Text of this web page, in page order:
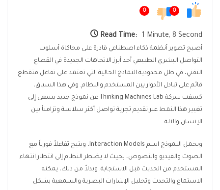
0
0
Read Time: 1 Minute, 8 Second
أصبح تطوير أنظمة ذكاء اصطناعي قادرة على محاكاة أسلوب
التواصل البشري الطبيعي أحد أبرز الاتجاهات الجديدة في القطاع
التقني، في ظل محدودية النماذج الحالية التي تعتمد على تفاعل متقطع
قائم على تبادل الأدوار بين المستخدم والنظام. وفي هذا السياق،
كشفت شركة Thinking Machines Lab عن نموذج جديد يسعى إلى
تغيير هذا النمط عبر تقديم تجربة تواصل أكثر سلاسة وتزامناً بين
الإنسان والآلة.
ويحمل النموذج اسم Interaction Models، ويتيح تفاعلاً فورياً مع
الصوت والفيديو والنصوص، بحيث لا يضطر النظام إلى انتظار انتهاء
المستخدم من الحديث قبل الاستجابة. وبدلاً من ذلك، يمكنه
الاستماع والتحدث وتحليل الإشارات البصرية والسمعية بشكل